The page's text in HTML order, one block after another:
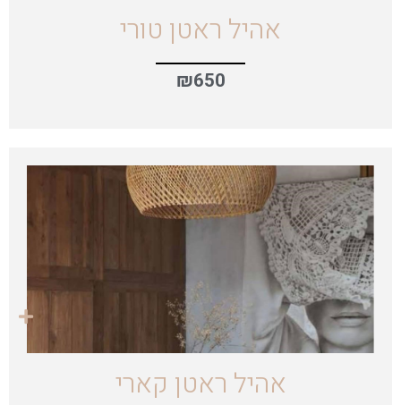
אהיל ראטן טורי
₪650
אהיל ראטן קארי